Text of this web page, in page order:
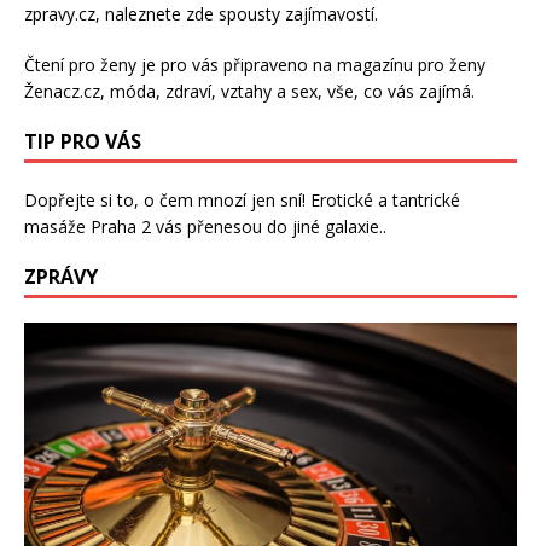
zpravy.cz, naleznete zde spousty zajímavostí.
Čtení pro ženy je pro vás připraveno na magazínu pro ženy
Ženacz.cz, móda, zdraví, vztahy a sex, vše, co vás zajímá.
TIP PRO VÁS
Dopřejte si to, o čem mnozí jen sní! Erotické a tantrické
masáže Praha 2 vás přenesou do jiné galaxie..
ZPRÁVY